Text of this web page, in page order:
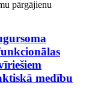
medību